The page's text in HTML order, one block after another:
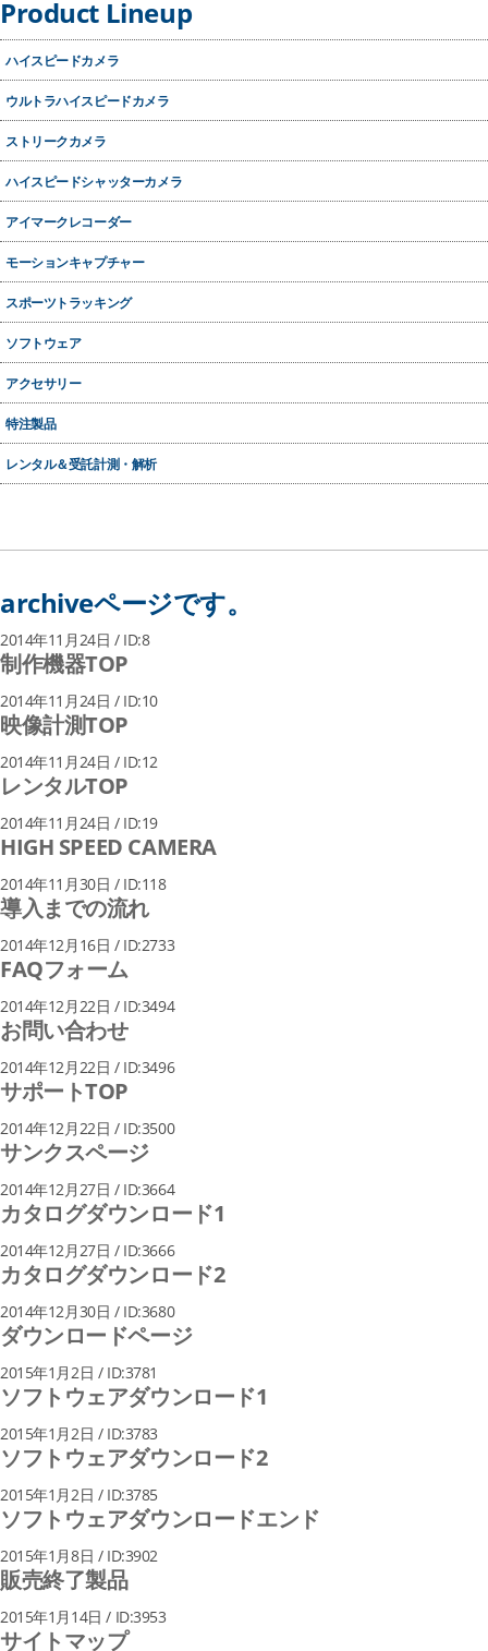
Product Lineup
ハイスピードカメラ
MEMRECAM GO
MEMRECAM ACS-1
MEMRECAM ACS-3
MEMRECAM Q2m
MEMRECAM Q1v
MEMRECAM HX-7S
MEMRECAM n-Box
ウルトラハイスピードカメラ
ストリークカメラ
ハイスピードシャッターカメラ
アイマークレコーダー
モーションキャプチャー
スポーツトラッキング
ソフトウェア
アクセサリー
特注製品
レンタル＆受託計測・解析
archiveページです。
2014年11月24日 / ID:8
制作機器TOP
2014年11月24日 / ID:10
映像計測TOP
2014年11月24日 / ID:12
レンタルTOP
2014年11月24日 / ID:19
HIGH SPEED CAMERA
2014年11月30日 / ID:118
導入までの流れ
2014年12月16日 / ID:2733
FAQフォーム
2014年12月22日 / ID:3494
お問い合わせ
2014年12月22日 / ID:3496
サポートTOP
2014年12月22日 / ID:3500
サンクスページ
2014年12月27日 / ID:3664
カタログダウンロード1
2014年12月27日 / ID:3666
カタログダウンロード2
2014年12月30日 / ID:3680
ダウンロードページ
2015年1月2日 / ID:3781
ソフトウェアダウンロード1
2015年1月2日 / ID:3783
ソフトウェアダウンロード2
2015年1月2日 / ID:3785
ソフトウェアダウンロードエンド
2015年1月8日 / ID:3902
販売終了製品
2015年1月14日 / ID:3953
サイトマップ